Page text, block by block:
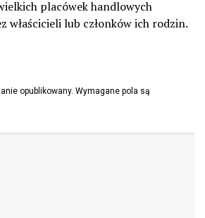
placówek handlowych
właścicieli lub członków ich rodzin.
opublikowany. Wymagane pola są